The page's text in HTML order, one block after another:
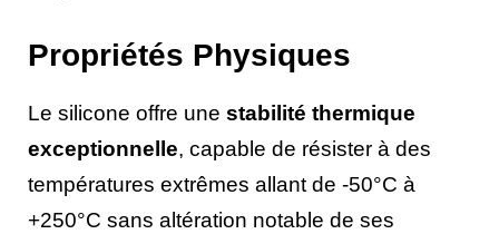
Propriétés Physiques
Le silicone offre une stabilité thermique
exceptionnelle, capable de résister à des
températures extrêmes allant de -50°C à
+250°C sans altération notable de ses